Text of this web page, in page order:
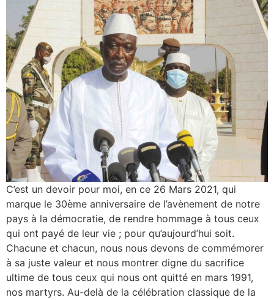
C’est un devoir pour moi, en ce 26 Mars 2021, qui
marque le 30ème anniversaire de l’avènement de notre
pays à la démocratie, de rendre hommage à tous ceux
qui ont payé de leur vie ; pour qu’aujourd’hui soit.
Chacune et chacun, nous nous devons de commémorer
à sa juste valeur et nous montrer digne du sacrifice
ultime de tous ceux qui nous ont quitté en mars 1991,
nos martyrs. Au-delà de la célébration classique de la